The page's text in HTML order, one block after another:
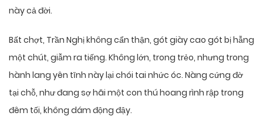
này cả đời.
Bất chợt, Trần Nghị không cẩn thận, gót giày cao gót bị hẫng
một chút, giẫm ra tiếng. Không lớn, trong trẻo, nhưng trong
hành lang yên tĩnh này lại chói tai nhức óc. Nàng cứng đờ
tại chỗ, như đang sợ hãi một con thú hoang rình rập trong
đêm tối, không dám động đậy.